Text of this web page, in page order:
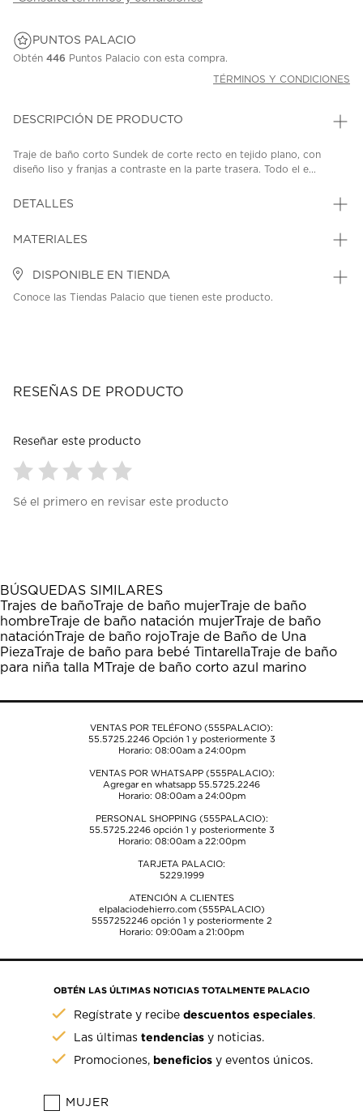
PUNTOS PALACIO
Obtén 446 Puntos Palacio con esta compra.
TÉRMINOS Y CONDICIONES
DESCRIPCIÓN DE PRODUCTO
Traje de baño corto Sundek de corte recto en tejido plano, con
diseño liso y franjas a contraste en la parte trasera. Todo el e...
DETALLES
MATERIALES
DISPONIBLE EN TIENDA
Conoce las Tiendas Palacio que tienen este producto.
RESEÑAS DE PRODUCTO
Reseñar este producto
para
1
estrella
Esta
acción
abrirá
el
formulario
envío.
para
estrellas.
Esta
acción
abrirá
el
formulario
envío.
para
estrellas.
Esta
acción
abrirá
el
formulario
envío.
para
estrellas.
Esta
acción
abrirá
el
formulario
envío.
para
estrellas.
Esta
acción
abrirá
el
formulario
envío.
Sé el primero en revisar este producto
BÚSQUEDAS SIMILARES
Trajes de bañoTraje de baño mujerTraje de baño
hombreTraje de baño natación mujerTraje de baño
nataciónTraje de baño rojoTraje de Baño de Una
PiezaTraje de baño para bebé TintarellaTraje de baño
para niña talla M Traje de baño corto azul marino
VENTAS POR TELÉFONO (555PALACIO):
55.5725.2246Opción 1 y posteriormente 3
Horario: 08:00am a 24:00pm
VENTAS POR WHATSAPP (555PALACIO):
Agregar en whatsapp 55.5725.2246
Horario: 08:00am a 24:00pm
PERSONAL SHOPPING (555PALACIO):
55.5725.2246opción 1 y posteriormente 3
Horario: 08:00am a 22:00pm
TARJETA PALACIO:
5229.1999
ATENCIÓN A CLIENTES
elpalaciodehierro.com (555PALACIO)
5557252246opción 1 y posteriormente 2
Horario: 09:00am a 21:00pm
OBTÉN LAS ÚLTIMAS NOTICIAS TOTALMENTE PALACIO
Regístrate y recibedescuentos especiales.
Las últimastendencias y noticias.
Promociones, beneficios y eventos únicos.
MUJER